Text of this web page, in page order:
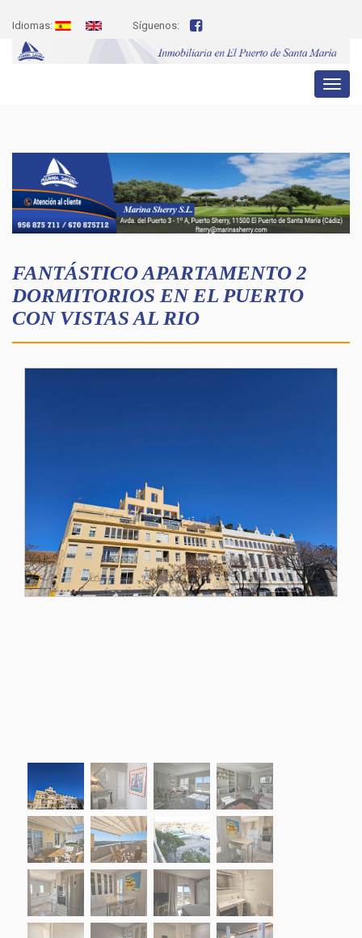
Idiomas: Síguenos:
FANTÁSTICO APARTAMENTO 2
DORMITORIOS EN EL PUERTO
CON VISTAS AL RIO